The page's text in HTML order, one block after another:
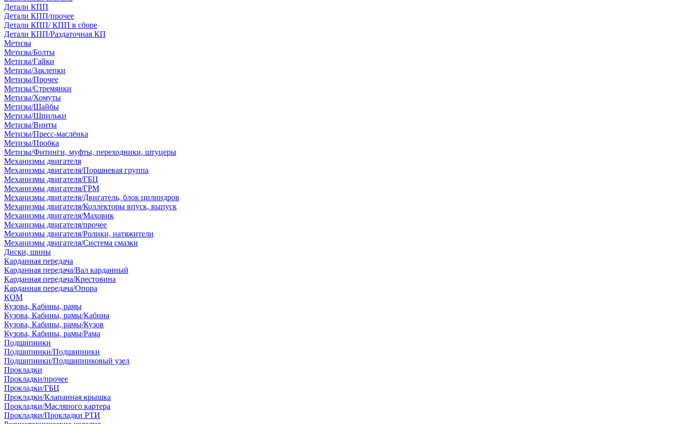
Детали КПП
Детали КПП/прочее
Детали КПП/ КПП в сборе
Детали КПП/Раздаточная КП
Метизы
Метизы/Болты
Метизы/Гайки
Метизы/Заклепки
Метизы/Прочее
Метизы/Стремянки
Метизы/Хомуты
Метизы/Шайбы
Метизы/Шпильки
Метизы/Винты
Метизы/Пресс-маслёнка
Метизы/Пробка
Метизы/Фитинги, муфты, переходники, штуцеры
Механизмы двигателя
Механизмы двигателя/Поршневая группа
Механизмы двигателя/ГБЦ
Механизмы двигателя/ГРМ
Механизмы двигателя/Двигатель, блок цилиндров
Механизмы двигателя/Коллекторы впуск, выпуск
Механизмы двигателя/Маховик
Механизмы двигателя/прочее
Механизмы двигателя/Ролики, натяжители
Механизмы двигателя/Система смазки
Диски, шины
Карданная передача
Карданная передача/Вал карданный
Карданная передача/Крестовина
Карданная передача/Опора
КОМ
Кузова, Кабины, рамы
Кузова, Кабины, рамы/Кабина
Кузова, Кабины, рамы/Кузов
Кузова, Кабины, рамы/Рама
Подшипники
Подшипники/Подшипники
Подшипники/Подшипниковый узел
Прокладки
Прокладки/прочее
Прокладки/ГБЦ
Прокладки/Клапанная крышка
Прокладки/Масляного картера
Прокладки/Прокладки РТИ